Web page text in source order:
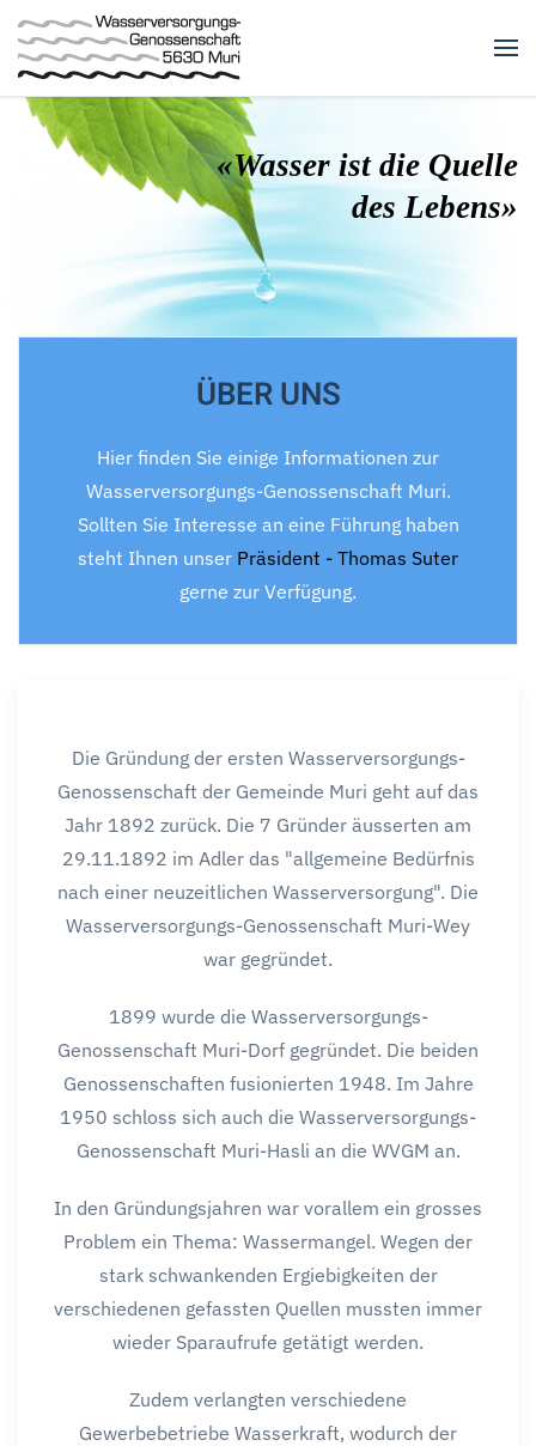
Zum Hauptinhalt springen
«Wasser ist die Quelle
des Lebens»
ÜBER UNS
Hier finden Sie einige Informationen zur
Wasserversorgungs-Genossenschaft Muri.
Sollten Sie Interesse an eine Führung haben
steht Ihnen unser Präsident - Thomas Suter
gerne zur Verfügung.
Die Gründung der ersten Wasserversorgungs-
Genossenschaft der Gemeinde Muri geht auf das
Jahr 1892 zurück. Die 7 Gründer äusserten am
29.11.1892 im Adler das "allgemeine Bedürfnis
nach einer neuzeitlichen Wasserversorgung". Die
Wasserversorgungs-Genossenschaft Muri-Wey
war gegründet.
1899 wurde die Wasserversorgungs-
Genossenschaft Muri-Dorf gegründet. Die beiden
Genossenschaften fusionierten 1948. Im Jahre
1950 schloss sich auch die Wasserversorgungs-
Genossenschaft Muri-Hasli an die WVGM an.
In den Gründungsjahren war vorallem ein grosses
Problem ein Thema: Wassermangel. Wegen der
stark schwankenden Ergiebigkeiten der
verschiedenen gefassten Quellen mussten immer
wieder Sparaufrufe getätigt werden.
Zudem verlangten verschiedene
Gewerbebetriebe Wasserkraft, wodurch der